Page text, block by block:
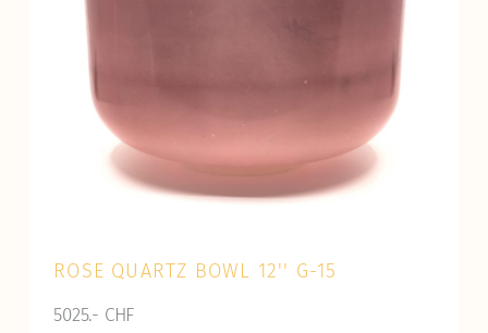
ROSE QUARTZ BOWL 12'' G-15
5025.- CHF